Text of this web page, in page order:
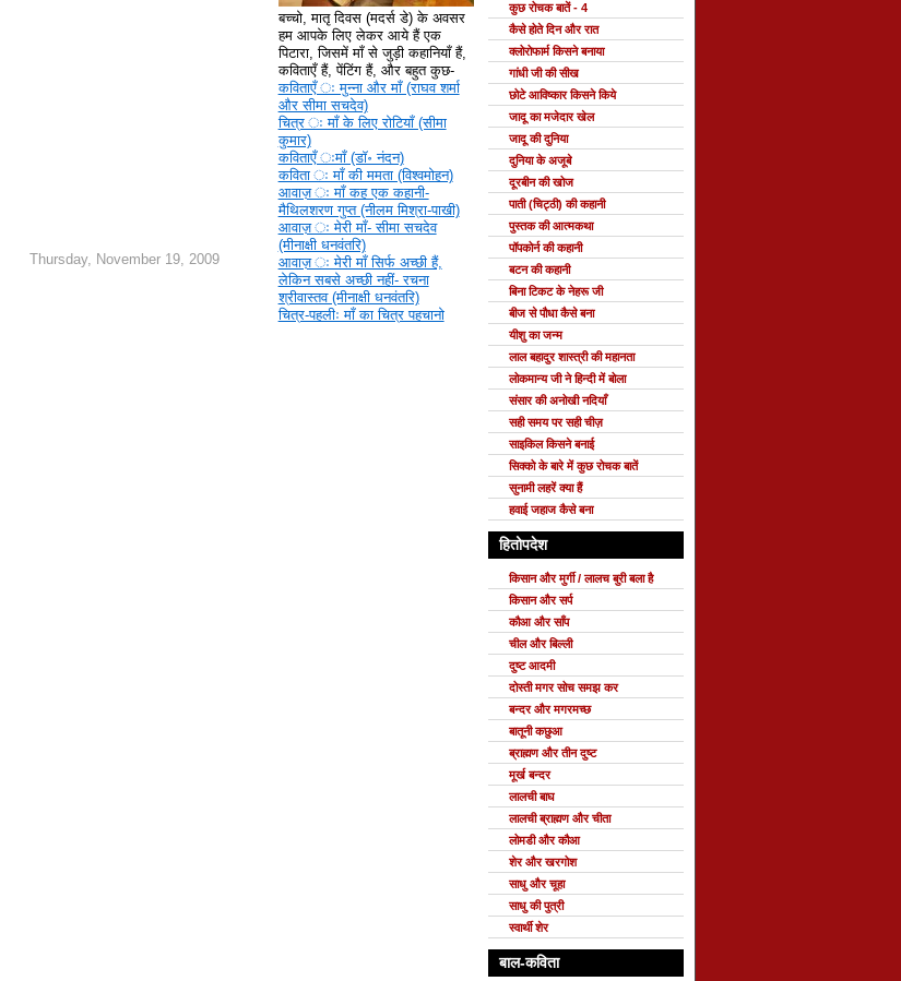
Thursday, November 19, 2009
बच्चो, मातृ दिवस (मदर्स डे) के अवसर
हम आपके लिए लेकर आये हैं एक
पिटारा, जिसमें माँ से जुड़ी कहानियाँ हैं,
कविताएँ हैं, पेंटिंग हैं, और बहुत कुछ-
कविताएँ ‍ः मुन्ना और माँ (राघव शर्मा
और सीमा सचदेव)
चित्र ‍ः माँ के लिए रोटियाँ (सीमा
कुमार)
कविताएँ ‍ःमाँ (डॉ॰ नंदन)
कविता ‍ः माँ की ममता (विश्वमोहन)
आवाज़ ‍ः माँ कह एक कहानी-
मैथिलशरण गुप्त (नीलम मिश्रा-पाखी)
आवाज़ ‍ः मेरी माँ- सीमा सचदेव
(मीनाक्षी धनवंतरि)
आवाज़ ‍ः मेरी माँ सिर्फ अच्छी हैं,
लेकिन सबसे अच्छी नहीं- रचना
श्रीवास्तव (मीनाक्षी धनवंतरि)
चित्र-पहलीः माँ का चित्र पहचानो
कुछ रोचक बातें - 4
कैसे होते दिन और रात
क्लोरोफार्म किसने बनाया
गांधी जी की सीख
छोटे आविष्कार किसने किये
जादू का मजेदार खेल
जादू की दुनिया
दुनिया के अजूबे
दूरबीन की खोज
पाती (चिट्ठी) की कहानी
पुस्तक की आत्मकथा
पॉपकोर्न की कहानी
बटन की कहानी
बिना टिकट के नेहरू जी
बीज से पौधा कैसे बना
यीशु का जन्म
लाल बहादुर शास्त्री की महानता
लोकमान्य जी ने हिन्दी में बोला
संसार की अनोखी नदियाँ
सही समय पर सही चीज़
साइकिल किसने बनाई
सिक्को के बारे में कुछ रोचक बातें
सुनामी लहरें क्या हैं
हवाई जहाज कैसे बना
हितोपदेश
किसान और मुर्गी / लालच बुरी बला है
किसान और सर्प
कौआ और साँप
चील और बिल्ली
दुष्ट आदमी
दोस्ती मगर सोच समझ कर
बन्दर और मगरमच्छ
बातूनी कछुआ
ब्राह्मण और तीन दुष्ट
मूर्ख बन्दर
लालची बाघ
लालची ब्राह्मण और चीता
लोमडी और कौआ
शेर और खरगोश
साधु और चूहा
साधु की पुत्री
स्वार्थी शेर
बाल-कविता